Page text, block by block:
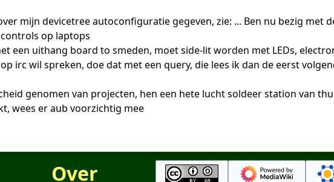
mijn devicetree autoconfiguratie gegeven, zie: ... Ben nu bezig
op laptops
een uithang board to smeden, moet side-lit worden met LEDs,
op irc wil spreken, doe dat met een query, die lees ik dan de eerst
genomen van projecten, hen een hete lucht soldeer station van
wees er aub voorzichtig mee
Over